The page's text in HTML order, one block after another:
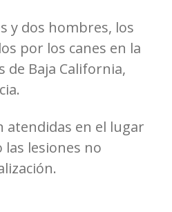
y dos hombres, los
por los canes en la
de Baja California,
atendidas en el lugar
las lesiones no